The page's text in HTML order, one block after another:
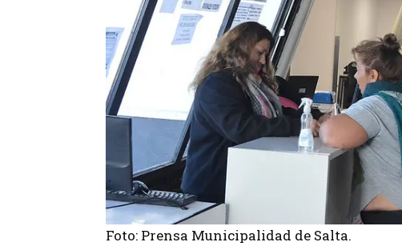
Foto: Prensa Municipalidad de Salta.